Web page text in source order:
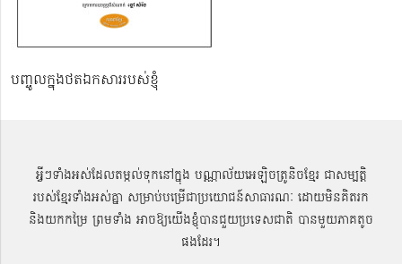
បញ្ចូលក្នុងថតឯកសាររបស់ខ្ញុំ
អ្វីៗទាំងអស់ដែលតម្កល់ទុកនៅក្នុង បណ្ណាល័យអេឡិចត្រូនិចខ្មែរ ជាសម្បតិ្ត
របស់ខ្មែរទាំងអស់គ្នា សម្រាប់បម្រើជាប្រយោជន៍សាធារណៈ ដោយមិនគិតរក
និងយកកម្រៃ ព្រមទាំង អាចឱ្យយើងខ្ញុំបានជួយប្រទេសជាតិ បានមួយភាគតូច
ផងដែរ។